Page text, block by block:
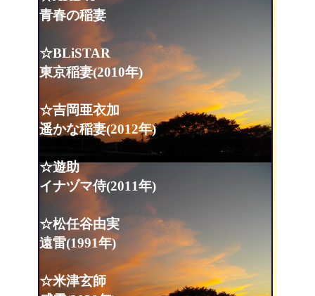
青春の稲妻
☆BLiSTAR
東京稲妻(2010年)
☆吉岡亜衣加
遥かな稲妻(2012年)
☆遊助
イナヅマ侍(2011年)
☆松任谷由実
遠雷(1991年)
☆米津玄師